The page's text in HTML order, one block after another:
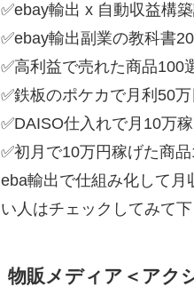
✅ebay輸出 x 自動収益構
✅ebay輸出副業の教科書
✅高利益で売れた商品100
✅鉄板のポケカで月利50
✅DAISO仕入れで月10万
✅初月で10万円稼げた商品
eba輸出で仕組み化して月
い人はチェックしてみて下
物販メディア＜アク